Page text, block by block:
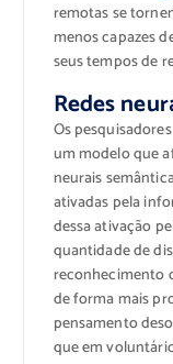
remotas se
menos capazes
seus tempos de
Redes
Os
um modelo que
neurais
ativadas pela
dessa ativação
quantidade de
reconhecimento
de forma mais
pensamento
que em